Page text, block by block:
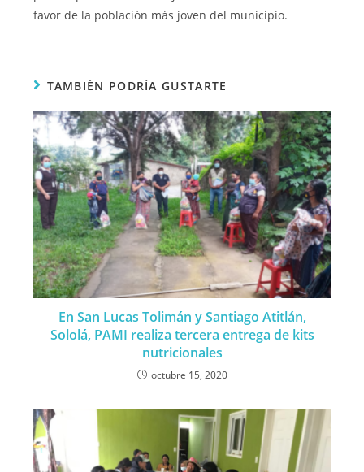
favor de la población más joven del municipio.
TAMBIÉN PODRÍA GUSTARTE
En San Lucas Tolimán y Santiago Atitlán,
Sololá, PAMI realiza tercera entrega de kits
nutricionales
octubre 15, 2020